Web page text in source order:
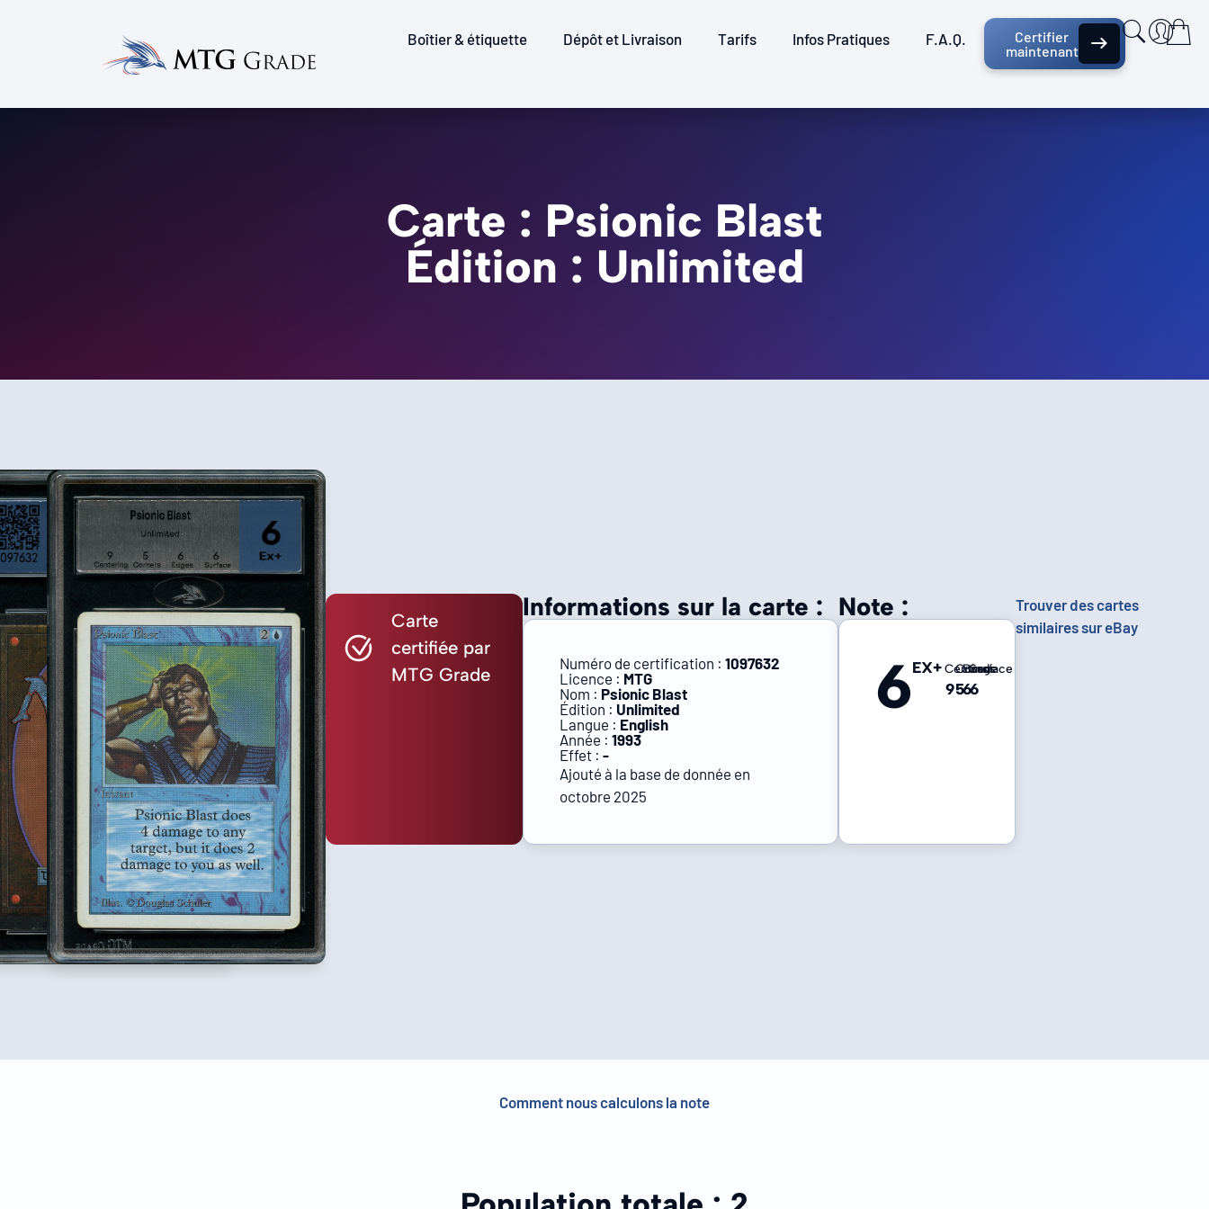
Boîtier & étiquette Dépôt et Livraison Tarifs Infos Pratiques F.A.Q.
Certifier
maintenant
Carte : Psionic Blast
Édition : Unlimited
Carte
certifiée par
MTG Grade
Informations sur la carte :
Numéro de certification :1097632
Licence : MTG
Nom : Psionic Blast
Édition : Unlimited
Langue : English
Année :1993
Effet :-
Ajouté à la base de donnée en
octobre 2025
Note :
6EX+Centrage
9
Coins
5
Bords
6
Surface
6
Trouver des cartes
similaires sur eBay
Comment nous calculons la note